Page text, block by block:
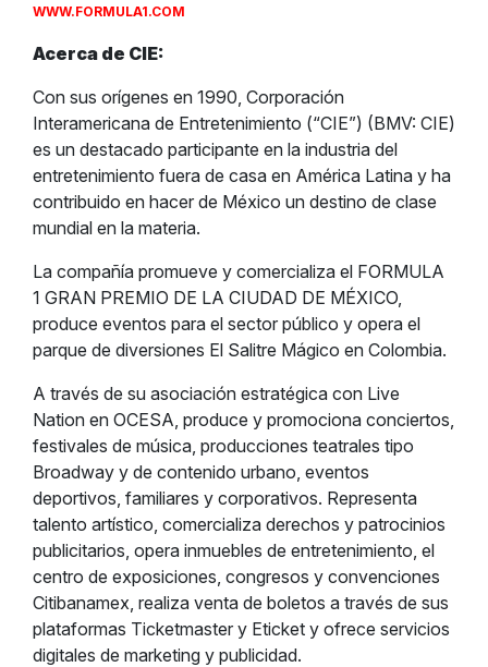
WWW.FORMULA1.COM
Acerca de CIE:
Con sus orígenes en 1990, Corporación
Interamericana de Entretenimiento (“CIE”) (BMV: CIE)
es un destacado participante en la industria del
entretenimiento fuera de casa en América Latina y ha
contribuido en hacer de México un destino de clase
mundial en la materia.
La compañía promueve y comercializa el FORMULA
1 GRAN PREMIO DE LA CIUDAD DE MÉXICO,
produce eventos para el sector público y opera el
parque de diversiones El Salitre Mágico en Colombia.
A través de su asociación estratégica con Live
Nation en OCESA, produce y promociona conciertos,
festivales de música, producciones teatrales tipo
Broadway y de contenido urbano, eventos
deportivos, familiares y corporativos. Representa
talento artístico, comercializa derechos y patrocinios
publicitarios, opera inmuebles de entretenimiento, el
centro de exposiciones, congresos y convenciones
Citibanamex, realiza venta de boletos a través de sus
plataformas Ticketmaster y Eticket y ofrece servicios
digitales de marketing y publicidad.